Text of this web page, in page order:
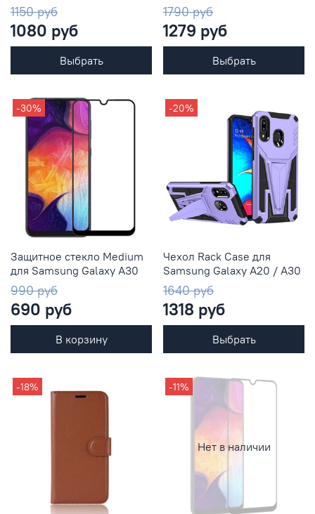
1150 руб
1080 руб
Выбрать
1790 руб
1279 руб
Выбрать
-30%
Защитное стекло Medium
для Samsung Galaxy A30
990 руб
690 руб
В корзину
-20%
Чехол Rack Case для
Samsung Galaxy A20 / A30
1640 руб
1318 руб
Выбрать
-18%
Нет в наличии
-11%